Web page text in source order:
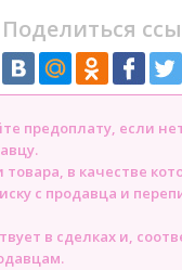
Поделиться
предоплату, если
в качестве
с продавца и
в сделках и,